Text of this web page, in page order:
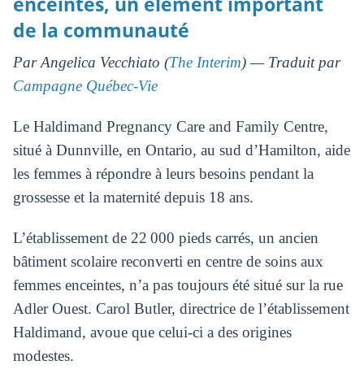
de la communauté
Par Angelica Vecchiato (The Interim) — Traduit par
Campagne Québec-Vie
Le Haldimand Pregnancy Care and Family Centre,
situé à Dunnville, en Ontario, au sud d’Hamilton, aide
les femmes à répondre à leurs besoins pendant la
grossesse et la maternité depuis 18 ans.
L’établissement de 22 000 pieds carrés, un ancien
bâtiment scolaire reconverti en centre de soins aux
femmes enceintes, n’a pas toujours été situé sur la rue
Adler Ouest. Carol Butler, directrice de l’établissement
Haldimand, avoue que celui-ci a des origines
modestes.